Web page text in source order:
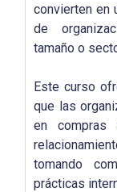
convierten en
de
tamaño o
Este curso
que las
en compras
tomando
prácticas